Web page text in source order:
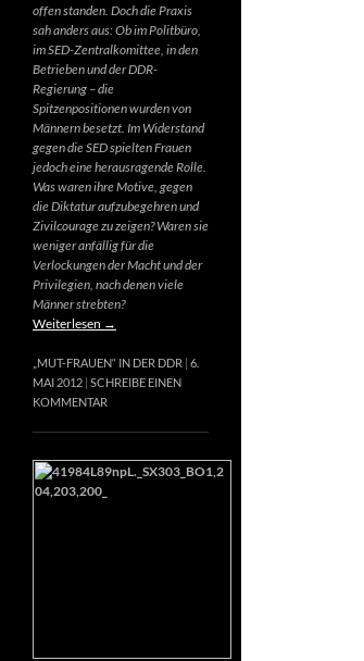
offen standen. Doch die Praxis
sah anders aus: Ob im Politbüro,
im SED-Zentralkomittee, in den
Betrieben und der DDR-
Regierung – die
Spitzenpositionen wurden von
Männern besetzt. Im Widerstand
gegen die SED spielten Frauen
jedoch eine herausragende Rolle.
Was waren ihre Motive, gegen
die Diktatur aufzubegehren und
Zivilcourage zu zeigen? Waren sie
weniger anfällig für die
Verlockungen der Macht und der
Privilegien, nach denen viele
Männer strebten?
Weiterlesen →
„MUT-FRAUEN“ IN DER DDR 6.
MAI 2012 SCHREIBE EINEN
KOMMENTAR